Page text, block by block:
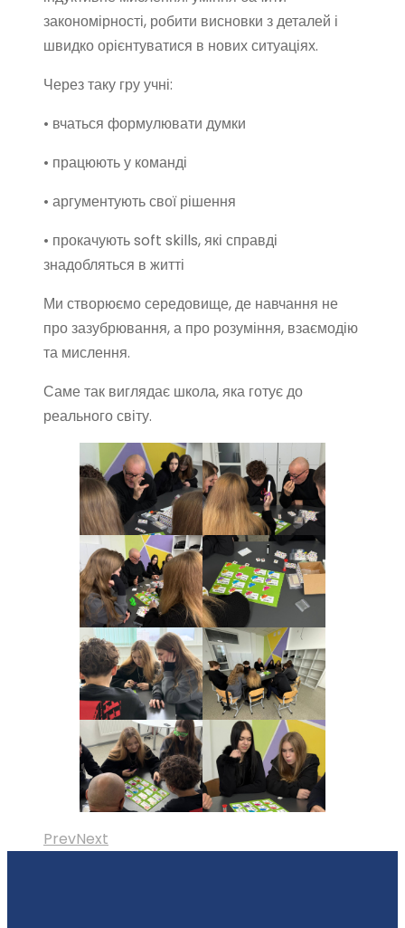
закономірності, робити висновки з деталей і
швидко орієнтуватися в нових ситуаціях.
Через таку гру учні:
• вчаться формулювати думки
• працюють у команді
• аргументують свої рішення
• прокачують soft skills, які справді
знадобляться в житті
Ми створюємо середовище, де навчання не
про зазубрювання, а про розуміння, взаємодію
та мислення.
Саме так виглядає школа, яка готує до
реального світу.
PrevNext